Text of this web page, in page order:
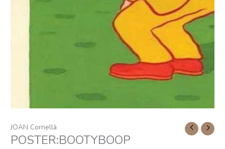
JOAN Cornellà
POSTER:BOOTYBOOP